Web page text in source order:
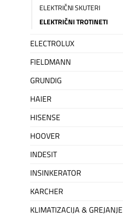
ELEKTRIČNI SKUTERI
ELEKTRIČNI TROTINETI
ELECTROLUX
FIELDMANN
GRUNDIG
HAIER
HISENSE
HOOVER
INDESIT
INSINKERATOR
KARCHER
KLIMATIZACIJA & GREJANJE
na
listu